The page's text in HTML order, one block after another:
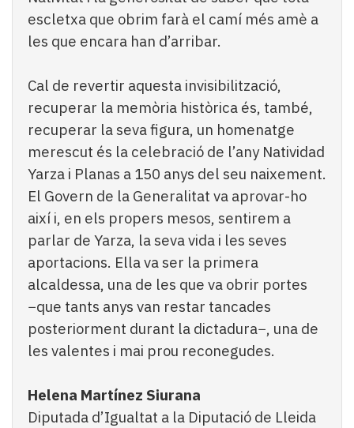
escletxa que obrim farà el camí més amè a
les que encara han d’arribar.
Cal de revertir aquesta invisibilització,
recuperar la memòria històrica és, també,
recuperar la seva figura, un homenatge
merescut és la celebració de l’any Natividad
Yarza i Planas a 150 anys del seu naixement.
El Govern de la Generalitat va aprovar-ho
així i, en els propers mesos, sentirem a
parlar de Yarza, la seva vida i les seves
aportacions. Ella va ser la primera
alcaldessa, una de les que va obrir portes
−que tants anys van restar tancades
posteriorment durant la dictadura−, una de
les valentes i mai prou reconegudes.
Helena Martínez Siurana
Diputada d’Igualtat a la Diputació de Lleida